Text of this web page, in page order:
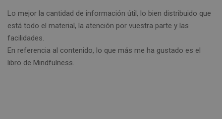
Lo mejor la cantidad de información útil, lo bien distribuido que
está todo el material, la atención por vuestra parte y las
facilidades.
En referencia al contenido, lo que más me ha gustado es el
libro de Mindfulness.